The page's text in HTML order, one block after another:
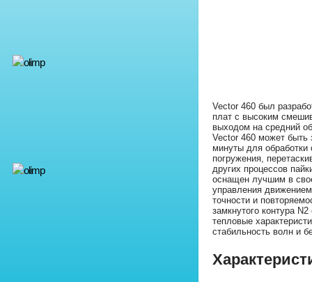
Vector 460 был
плат с высоким
выходом на средний
Vector 460 может быть
минуты для
погружения,
других процессов
оснащен лучшим в
управления
точности и
замкнутого контура
тепловые
стабильность волн и